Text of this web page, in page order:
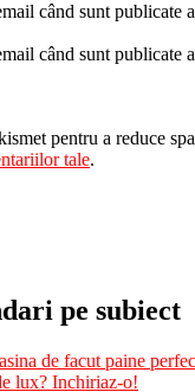
când sunt publicate
când sunt publicate
pentru a reduce
tale.
pe subiect
de facut paine
lux? Inchiriaz-o!